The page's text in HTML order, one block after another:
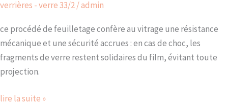
verrières - verre 33/2/admin
ce procédé de feuilletage confère au vitrage une résistance
mécanique et une sécurité accrues : en cas de choc, les
fragments de verre restent solidaires du film, évitant toute
projection.
lire la suite »